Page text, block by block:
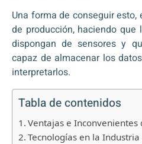
Una forma de conseguir esto,
de producción, haciendo
dispongan de sensores y
capaz de almacenar los
interpretarlos.
Tabla de contenidos
Ventajas e Inconvenientes
Tecnologías en la Industria